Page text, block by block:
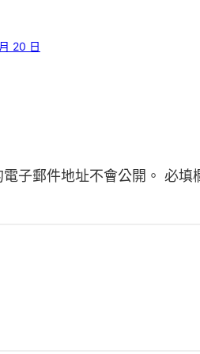
20 日
子郵件地址不會公開。 必填